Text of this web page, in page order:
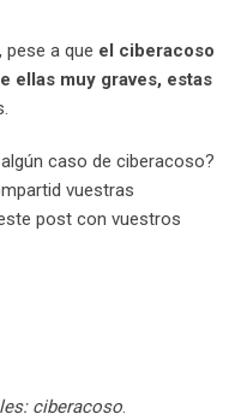
pese a que el ciberacoso
ellas muy graves, estas
caso de ciberacoso?
vuestras
post con vuestros
ciberacoso.